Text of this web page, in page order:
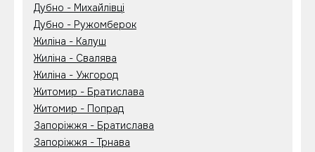
Дубно - Михайлівці
Дубно - Ружомберок
Жиліна - Калуш
Жиліна - Свалява
Жиліна - Ужгород
Житомир - Братислава
Житомир - Попрад
Запоріжжя - Братислава
Запоріжжя - Трнава